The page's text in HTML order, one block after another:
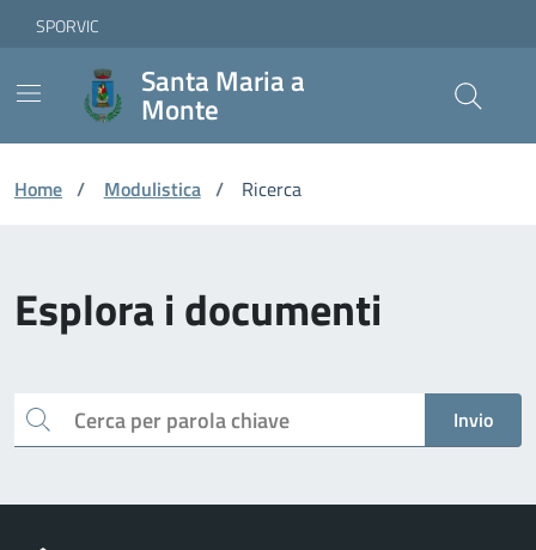
Skip to Main Content
Vai ai contenuti
Vai al footer
SPORVIC
Santa Maria a
Monte
Home / Modulistica / Ricerca
Esplora i documenti
Cerca Invio